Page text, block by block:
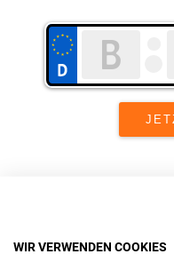
Unser Ziel ist es, den
WIR VERWENDEN COOKIES